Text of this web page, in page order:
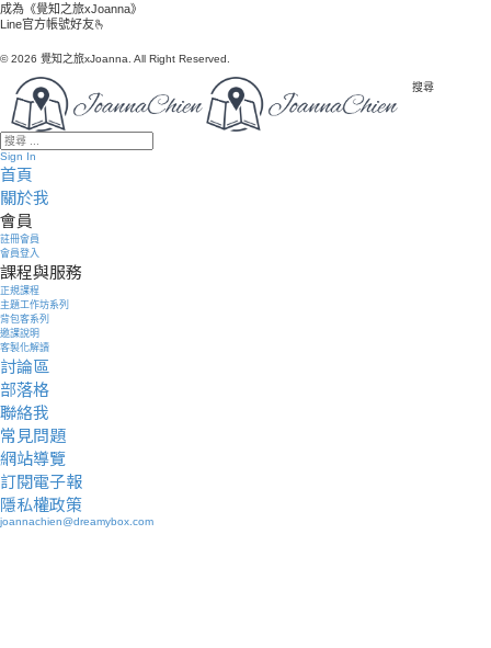
成為《覺知之旅xJoanna》
Line官方帳號好友🫰
© 2026 覺知之旅xJoanna. All Right Reserved.
搜尋
Sign In
首頁
關於我
會員
註冊會員
會員登入
課程與服務
正規課程
主題工作坊系列
背包客系列
邀課說明
客製化解讀
討論區
部落格
聯絡我
常見問題
網站導覽
訂閱電子報
隱私權政策
joannachien@dreamybox.com